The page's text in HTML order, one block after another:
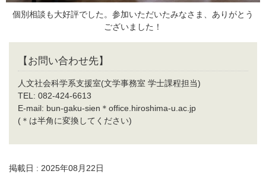
個別相談も大好評でした。参加いただいたみなさま、ありがとう
ございました！
【お問い合わせ先】
人文社会科学系支援室(文学事務室 学士課程担当)
TEL: 082-424-6613
E-mail: bun-gaku-sien＊office.hiroshima-u.ac.jp
(＊は半角に変換してください)
掲載日 : 2025年08月22日